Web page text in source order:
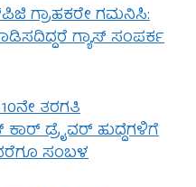
ಗ್ರಾಹಕರೇ ಗಮನಿಸಿ:
ಗ್ಯಾಸ್ ಸಂಪರ್ಕ
10ನೇ ತರಗತಿ
ಡ್ರೈವರ್ ಹುದ್ದೆಗಳಿಗೆ
ಸಂಬಳ